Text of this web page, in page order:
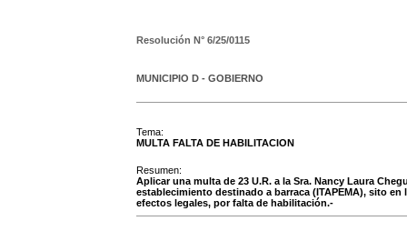
Resolución N° 6/25/0115
MUNICIPIO D - GOBIERNO
Tema:
MULTA FALTA DE HABILITACION
Resumen:
Aplicar una multa de 23 U.R. a la Sra. Nancy Laura
establecimiento destinado a barraca (ITAPEMA), sito
efectos legales, por falta de habilitación.-